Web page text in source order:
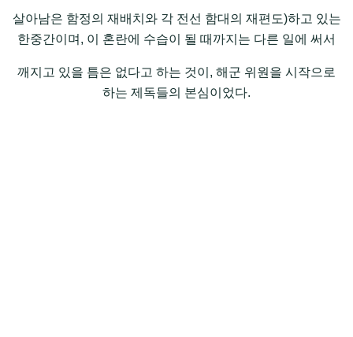
살아남은 함정의 재배치와 각 전선 함대의 재편도)하고 있는
한중간이며, 이 혼란에 수습이 될 때까지는 다른 일에 써서
깨지고 있을 틈은 없다고 하는 것이, 해군 위원을 시작으로
하는 제독들의 본심이었다.